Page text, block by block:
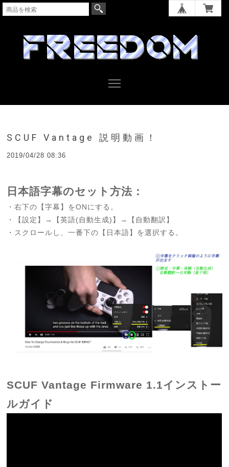
SCUF Vantage 説明動画！
2019/04/28 08:36
日本語字幕のセット方法：
・右下の【字幕】をONにする。
・【設定】→【英語(自動生成)】→【自動翻訳】
・スクロールし、一番下の【日本語】を選択する。
SCUF Vantage Firmware 1.1インストー
ルガイド